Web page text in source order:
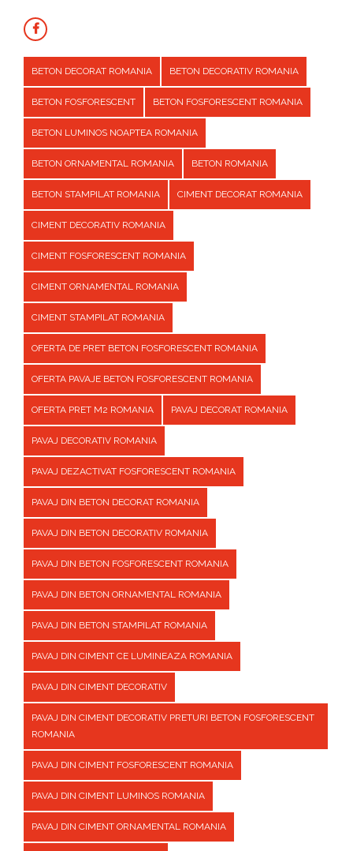
BETON DECORAT ROMANIA BETON DECORATIV ROMANIA
BETON FOSFORESCENT BETON FOSFORESCENT ROMANIA
BETON LUMINOS NOAPTEA ROMANIA
BETON ORNAMENTAL ROMANIA BETON ROMANIA
BETON STAMPILAT ROMANIA CIMENT DECORAT ROMANIA
CIMENT DECORATIV ROMANIA
CIMENT FOSFORESCENT ROMANIA
CIMENT ORNAMENTAL ROMANIA
CIMENT STAMPILAT ROMANIA
OFERTA DE PRET BETON FOSFORESCENT ROMANIA
OFERTA PAVAJE BETON FOSFORESCENT ROMANIA
OFERTA PRET M2 ROMANIA PAVAJ DECORAT ROMANIA
PAVAJ DECORATIV ROMANIA
PAVAJ DEZACTIVAT FOSFORESCENT ROMANIA
PAVAJ DIN BETON DECORAT ROMANIA
PAVAJ DIN BETON DECORATIV ROMANIA
PAVAJ DIN BETON FOSFORESCENT ROMANIA
PAVAJ DIN BETON ORNAMENTAL ROMANIA
PAVAJ DIN BETON STAMPILAT ROMANIA
PAVAJ DIN CIMENT CE LUMINEAZA ROMANIA
PAVAJ DIN CIMENT DECORATIV
PAVAJ DIN CIMENT DECORATIV PRETURI BETON FOSFORESCENT
ROMANIA
PAVAJ DIN CIMENT FOSFORESCENT ROMANIA
PAVAJ DIN CIMENT LUMINOS ROMANIA
PAVAJ DIN CIMENT ORNAMENTAL ROMANIA